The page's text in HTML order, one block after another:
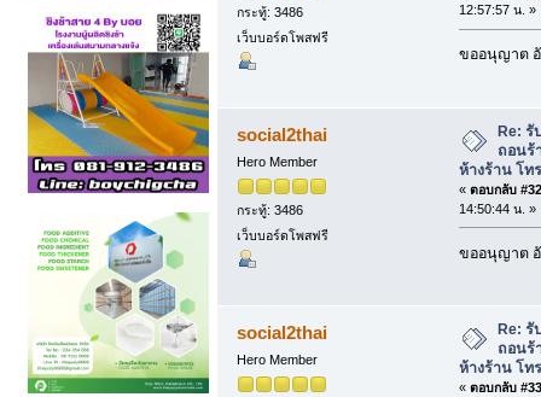
กระทู้: 3486
เว็บบอร์ดโพสฟรี
12:57:57 น. »
ขออนุญาต
social2thai
Hero Member
กระทู้: 3486
เว็บบอร์ดโพสฟรี
Re: รั
ถอนร้
ห้างร้าน โท
« ตอบกลับ
14:50:44 น. »
ขออนุญาต
social2thai
Hero Member
Re: รั
ถอนร้
ห้างร้าน โท
« ตอบกลับ